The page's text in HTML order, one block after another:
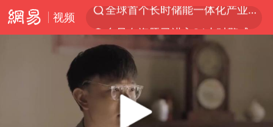
视频
台风白海豚已进入24小时警戒线
四川宜宾高县4.9级地震致1死